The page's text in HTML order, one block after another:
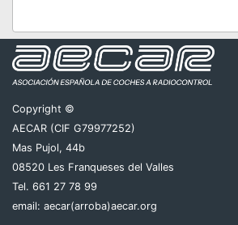
Copyright ©
AECAR (CIF G79977252)
Mas Pujol, 44b
08520 Les Franqueses del Valles
Tel. 661 27 78 99
email: aecar(arroba)aecar.org